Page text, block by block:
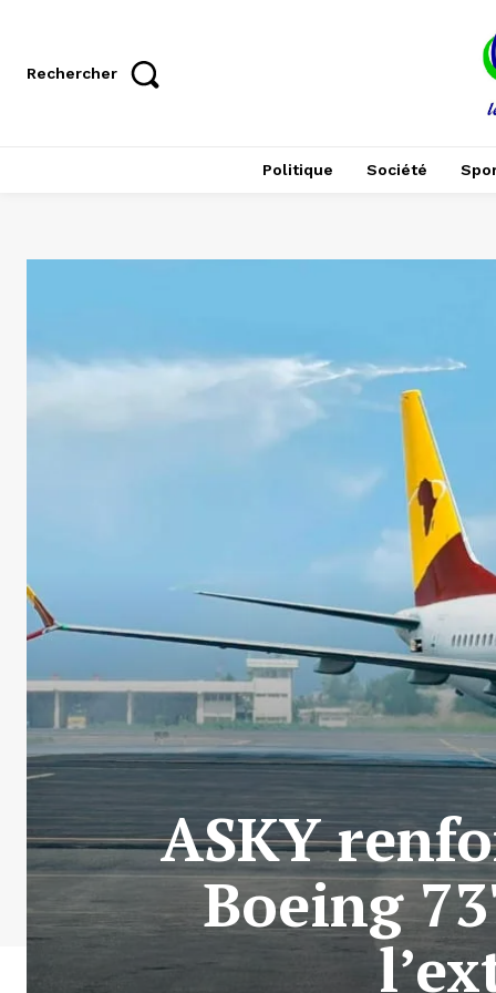
Rechercher
Politique Société
ASKY
Boeing